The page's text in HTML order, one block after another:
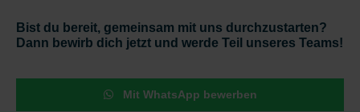
Bist du bereit, gemeinsam mit uns durchzustarten?
Dann bewirb dich jetzt und werde Teil unseres Teams!
Mit WhatsApp bewerben